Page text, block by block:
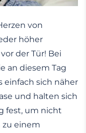
von
höher
der Tür! Bei
an diesem Tag
einfach sich näher
und halten sich
fest, um nicht
zu einem